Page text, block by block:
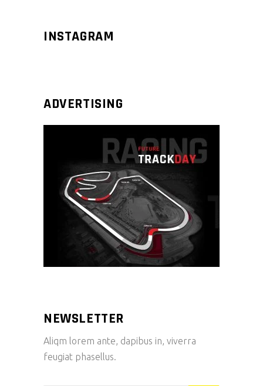
INSTAGRAM
ADVERTISING
NEWSLETTER
Aliqm lorem ante, dapibus in, viverra
feugiat phasellus.